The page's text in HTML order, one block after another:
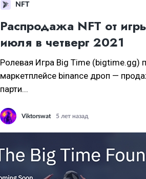
NFT
Распродажа NFT от
июля в четверг 2021
Ролевая Игра Big Time (bigtime.gg)
маркетплейсе binance дроп —
парти...
Viktorswat 5 лет назад